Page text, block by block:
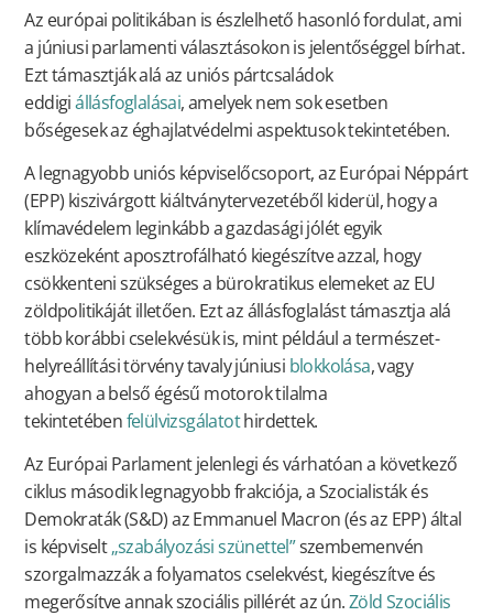
Az európai politikában is észlelhető hasonló fordulat, ami
a júniusi parlamenti választásokon is jelentőséggel bírhat.
Ezt támasztják alá az uniós pártcsaládok
eddigiállásfoglalásai, amelyek nem sok esetben
bőségesek az éghajlatvédelmi aspektusok tekintetében.
A legnagyobb uniós képviselőcsoport, az Európai Néppárt
(EPP) kiszivárgott kiáltványtervezetéből kiderül, hogy a
klímavédelem leginkább a gazdasági jólét egyik
eszközeként aposztrofálható kiegészítve azzal, hogy
csökkenteni szükséges a bürokratikus elemeket az EU
zöldpolitikáját illetően. Ezt az állásfoglalást támasztja alá
több korábbi cselekvésük is, mint például a természet-
helyreállítási törvény tavaly júniusi blokkolása, vagy
ahogyan a belső égésű motorok tilalma
tekintetébenfelülvizsgálatothirdettek.
Az Európai Parlament jelenlegi és várhatóan a következő
ciklus második legnagyobb frakciója, a Szocialisták és
Demokraták (S&D) az Emmanuel Macron (és az EPP) által
is képviselt„szabályozási szünettel”szembemenvén
szorgalmazzák a folyamatos cselekvést, kiegészítve és
megerősítve annak szociális pillérét az ún.Zöld Szociális